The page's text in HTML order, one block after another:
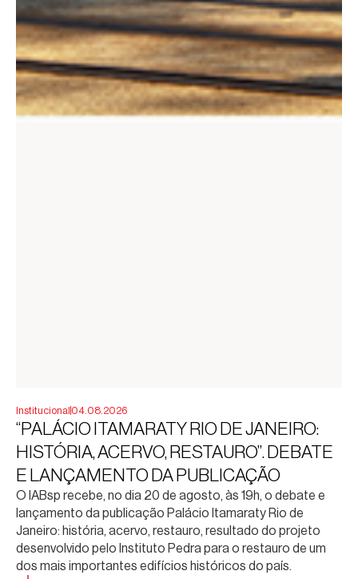
Institucional 04.08.2026
“PALÁCIO ITAMARATY RIO DE JANEIRO:
HISTÓRIA, ACERVO, RESTAURO”. DEBATE
E LANÇAMENTO DA PUBLICAÇÃO
O IABsp recebe, no dia 20 de agosto, às 19h, o debate e
lançamento da publicação Palácio Itamaraty Rio de
Janeiro: história, acervo, restauro, resultado do projeto
desenvolvido pelo Instituto Pedra para o restauro de um
dos mais importantes edifícios históricos do país.